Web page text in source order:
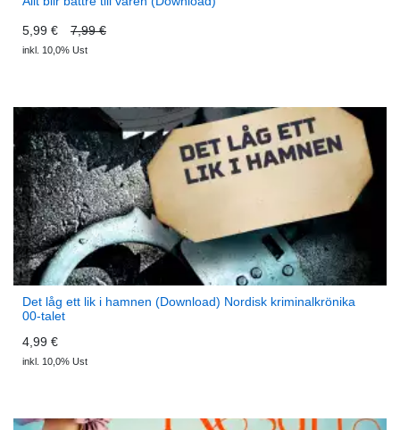
5,99 € 7,99 €
inkl. 10,0% Ust
Det låg ett lik i hamnen (Download) Nordisk kriminalkrönika
00-talet
4,99 €
inkl. 10,0% Ust